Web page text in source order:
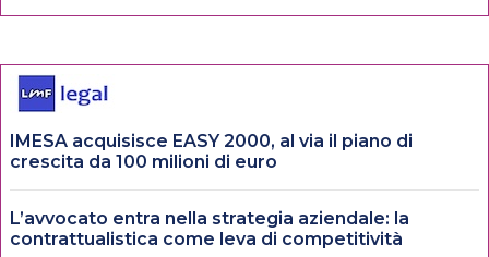
IMESA acquisisce EASY 2000, al via il piano di
crescita da 100 milioni di euro
L’avvocato entra nella strategia aziendale: la
contrattualistica come leva di competitività